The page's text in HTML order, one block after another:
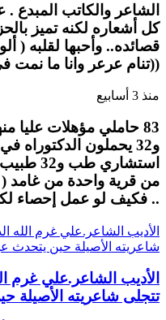
الشاعر والكاتب المبدع .
كل أشعاره لكنه تميز
قصائده.. وأحبها لقلبه (
((تنام عرعر وانا ما نمت
منذ 3 أسابيع
من قرية واحدة من غامد (
.. فكيف لو عمل إحصاء لكل الـ
الأديب الشاعر.علي غرم الله
شاعريته الأصيلة حين يتحدث
الأديب الشاعر.علي غرم
تتجلى شاعريته